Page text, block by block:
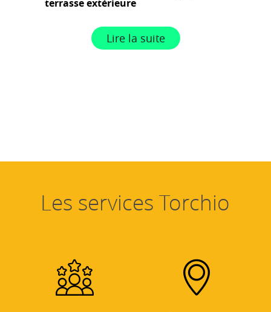
terrasse extérieure
Lire la suite
Les services Torchio